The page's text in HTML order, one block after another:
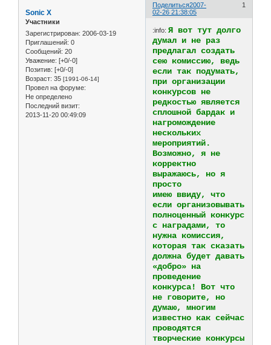
Поделиться 1
2007-
02-26 21:38:05
Sonic X
Участники
Зарегистрирован: 2006-03-19
Приглашений: 0
Сообщений: 20
Уважение: [+0/-0]
Позитив: [+0/-0]
Возраст: 35 [1991-06-14]
Провел на форуме:
Не определено
Последний визит:
2013-11-20 00:49:09
:info:Я вот тут долго
думал и не раз
предлагал создать
сею комиссию, ведь
если так подумать,
при организации
конкурсов не
редкостью является
сплошной бардак и
нагромождение
нескольких
мероприятий.
Возможно, я не
корректно
выражаюсь, но я
просто
имею ввиду, что
если организовывать
полноценный конкурс
с наградами, то
нужна комиссия,
которая так сказать
должна будет давать
«добро» на
проведение
конкурса! Вот что
не говорите, но
думаю, многим
известно как сейчас
проводятся
творческие конкурсы